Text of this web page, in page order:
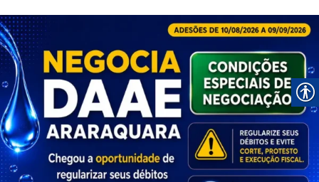
Rede Abril 2021